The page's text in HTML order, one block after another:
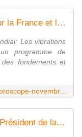
Prédictions et prévisions 2015 pour la France et le monde - Yanis Voyance Astrologue
Les vibrations
programme de
fondements et
Nicolas Sarkozy peut-il redevenir Président de la République en 2017 - Yanis Voyance Astrologue